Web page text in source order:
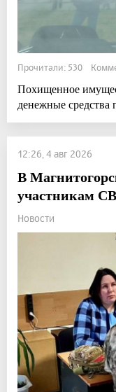
Прочитали: 530
Похищенное
денежные
12:26, 4 авг 2026
В
участникам
Новости